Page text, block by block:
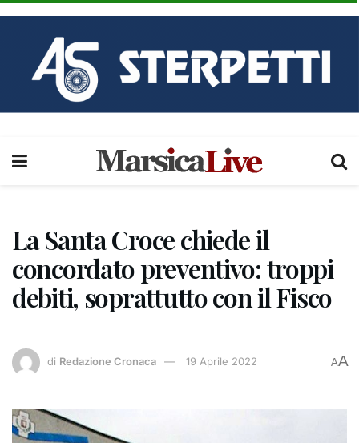
La Santa Croce chiede il
concordato preventivo: troppi
debiti, soprattutto con il Fisco
di Redazione Cronaca 19 Aprile 2022 AA